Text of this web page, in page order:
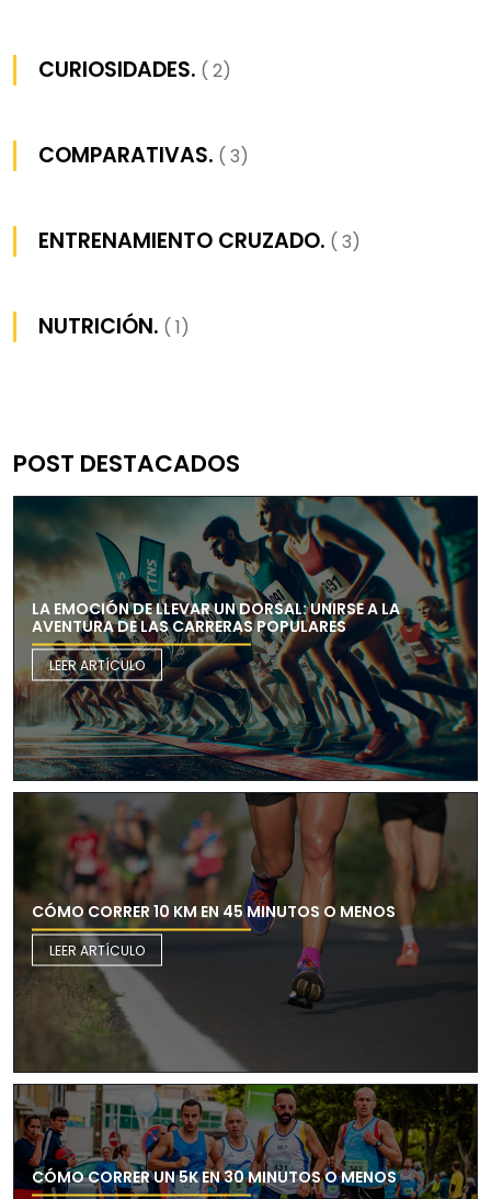
CURIOSIDADES. ( 2)
COMPARATIVAS. ( 3)
ENTRENAMIENTO CRUZADO. ( 3)
NUTRICIÓN. ( 1)
POST DESTACADOS
LA EMOCIÓN DE LLEVAR UN DORSAL: UNIRSE A LA
AVENTURA DE LAS CARRERAS POPULARES
LEER ARTÍCULO
CÓMO CORRER 10 KM EN 45 MINUTOS O MENOS
LEER ARTÍCULO
CÓMO CORRER UN 5K EN 30 MINUTOS O MENOS